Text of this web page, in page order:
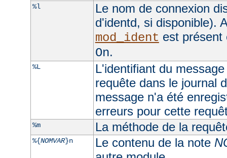
%l
Le nom de connexion
d'identd, si disponible).
mod_ident est
On.
%L
L'identifiant du
requête dans le journal
message n'a été
erreurs pour cette
%m La méthode de la
%{NOMVAR}n Le contenu de la note